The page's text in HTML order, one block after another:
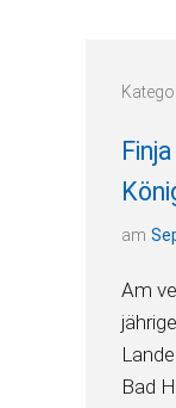
am
Am
Bad